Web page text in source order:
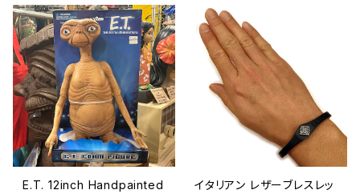
E.T. 12inch Handpainted
イタリアン レザーブレスレッ